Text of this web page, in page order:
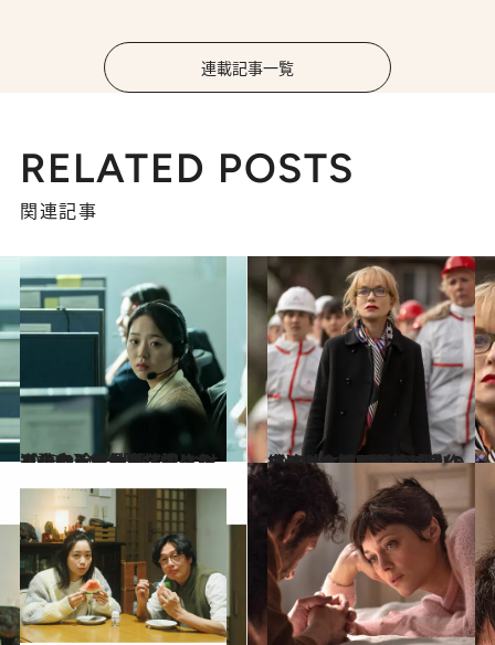
連載記事一覧
RELATED POSTS
関連記事
2023.9.10
【このシリーズを初めから読む】労働を搾取されてしまう少女と、信じる道を歩み、仕事に辿りつく少女 今、「働く」とはどういうことか
カルチャー 2023.10.24
【#2】レイプ被害者へのゾッとする眼差し「自作自演」と疑われても闘い続けた女性が最後に手にする“救い”とは
カルチャー